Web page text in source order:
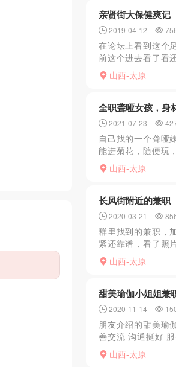
亲贤街大保健爽记
2019-04-12
在论坛上看到这个
前这个进去看了看
年轻身材也可以。
行了就冲了五千，
山西-太原
全职聋哑女孩，身
2021-07-23
自己找的一个聋哑
能进菊花，随便玩
是聋哑，交流可能
山西-太原
长风街附近的兼职
2020-03-21
群里找到的兼职，
紧还靠谱，看了照
片这东西谁也不好
人）。联系好之后
山西-太原
甜美瑜伽小姐姐兼
2020-11-14
朋友介绍的甜美瑜
善交流 沟通挺好
就是不一样 各种姿
真的爽，超值体验
山西-太原